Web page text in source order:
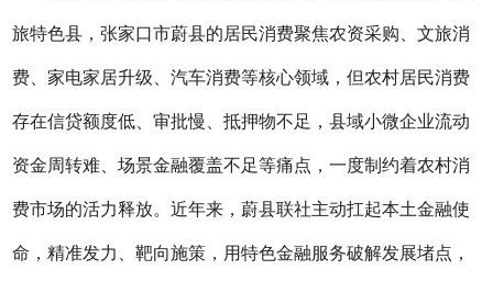
旅特色县，张家口市蔚县的居民消费聚焦农资采购、文旅消
费、家电家居升级、汽车消费等核心领域，但农村居民消费
存在信贷额度低、审批慢、抵押物不足，县域小微企业流动
资金周转难、场景金融覆盖不足等痛点，一度制约着农村消
费市场的活力释放。近年来，蔚县联社主动扛起本土金融使
命，精准发力、靶向施策，用特色金融服务破解发展堵点，